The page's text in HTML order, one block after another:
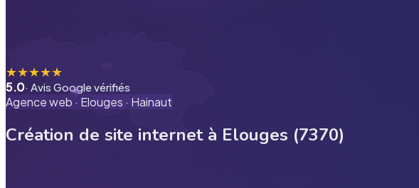
★★★★★
5.0· Avis Google vérifiés
Agence web · Elouges · Hainaut
Création de site internet à Elouges (7370)